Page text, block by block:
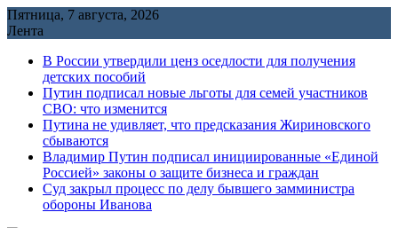
Перейти
к
Пятница, 7 августа, 2026
Лента
В России утвердили ценз оседлости для получения
детских пособий
Путин подписал новые льготы для семей участников
СВО: что изменится
Путина не удивляет, что предсказания Жириновского
сбываются
Владимир Путин подписал инициированные «Единой
Россией» законы о защите бизнеса и граждан
Cуд закрыл процесс по делу бывшего замминистра
обороны Иванова